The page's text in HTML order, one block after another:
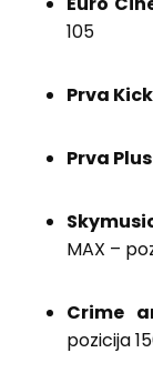
105
Prva Kick
Prva Plus
MAX –
Crime
pozicija